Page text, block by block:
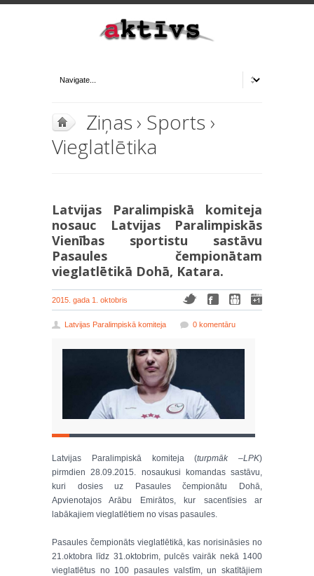
Ziņas› Sports ›
Vieglatlētika
Latvijas Paralimpiskā komiteja
nosauc Latvijas Paralimpiskās
Vienības sportistu sastāvu
Pasaules čempionātam
vieglatlētikā Dohā, Katara.
2015. gada 1. oktobris
Latvijas Paralimpiskā komiteja 0 komentāru
Latvijas Paralimpiskā komiteja (turpmāk –LPK)
pirmdien 28.09.2015. nosaukusi komandas sastāvu,
kuri dosies uz Pasaules čempionātu Dohā,
Apvienotajos Arābu Emirātos, kur sacentīsies ar
labākajiem vieglatlētiem no visas pasaules.
Pasaules čempionāts vieglatlētikā, kas norisināsies no
21.oktobra līdz 31.oktobrim, pulcēs vairāk nekā 1400
vieglatlētus no 100 pasaules valstīm, un skatītājiem